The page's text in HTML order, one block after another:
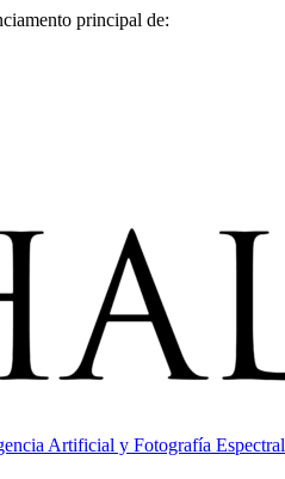
principal de:
Artificial y Fotografía Espectral